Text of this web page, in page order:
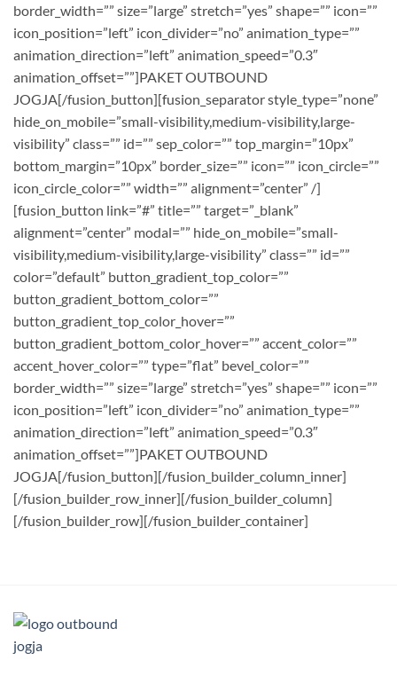
border_width=”” size=”large” stretch=”yes” shape=”” icon=””
icon_position=”left” icon_divider=”no” animation_type=””
animation_direction=”left” animation_speed=”0.3″
animation_offset=””]PAKET OUTBOUND
JOGJA[/fusion_button][fusion_separator style_type=”none”
hide_on_mobile=”small-visibility,medium-visibility,large-
visibility” class=”” id=”” sep_color=”” top_margin=”10px”
bottom_margin=”10px” border_size=”” icon=”” icon_circle=””
icon_circle_color=”” width=”” alignment=”center” /]
[fusion_button link=”#” title=”” target=”_blank”
alignment=”center” modal=”” hide_on_mobile=”small-
visibility,medium-visibility,large-visibility” class=”” id=””
color=”default” button_gradient_top_color=””
button_gradient_bottom_color=””
button_gradient_top_color_hover=””
button_gradient_bottom_color_hover=”” accent_color=””
accent_hover_color=”” type=”flat” bevel_color=””
border_width=”” size=”large” stretch=”yes” shape=”” icon=””
icon_position=”left” icon_divider=”no” animation_type=””
animation_direction=”left” animation_speed=”0.3″
animation_offset=””]PAKET OUTBOUND
JOGJA[/fusion_button][/fusion_builder_column_inner]
[/fusion_builder_row_inner][/fusion_builder_column]
[/fusion_builder_row][/fusion_builder_container]